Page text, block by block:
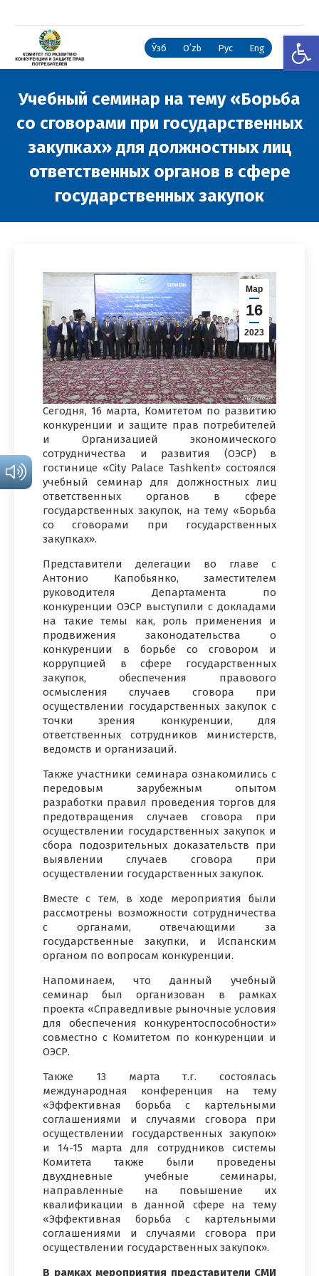
Ўзб Oʻzb Рус Eng
Учебный семинар на тему «Борьба
со сговорами при государственных
закупках» для должностных лиц
ответственных органов в сфере
государственных закупок
Мар
16
2023
Сегодня, 16 марта, Комитетом по развитию
конкуренции и защите прав потребителей
и Организацией экономического
сотрудничества и развития (ОЭСР) в
гостинице «City Palace Tashkent» состоялся
учебный семинар для должностных лиц
ответственных органов в сфере
государственных закупок, на тему «Борьба
со сговорами при государственных
закупках».
Представители делегации во главе с
Антонио Капобьянко, заместителем
руководителя Департамента по
конкуренции ОЭСР выступили с докладами
на такие темы как, роль применения и
продвижения законодательства о
конкуренции в борьбе со сговором и
коррупцией в сфере государственных
закупок, обеспечения правового
осмысления случаев сговора при
осуществлении государственных закупок с
точки зрения конкуренции, для
ответственных сотрудников министерств,
ведомств и организаций.
Также участники семинара ознакомились с
передовым зарубежным опытом
разработки правил проведения торгов для
предотвращения случаев сговора при
осуществлении государственных закупок и
сбора подозрительных доказательств при
выявлении случаев сговора при
осуществлении государственных закупок.
Вместе с тем, в ходе мероприятия были
рассмотрены возможности сотрудничества
с органами, отвечающими за
государственные закупки, и Испанским
органом по вопросам конкуренции.
Напоминаем, что данный учебный
семинар был организован в рамках
проекта «Справедливые рыночные условия
для обеспечения конкурентоспособности»
совместно с Комитетом по конкуренции и
ОЭСР.
Также 13 марта т.г. состоялась
международная конференция на тему
«Эффективная борьба с картельными
соглашениями и случаями сговора при
осуществлении государственных закупок»
и 14-15 марта для сотрудников системы
Комитета также были проведены
двухдневные учебные семинары,
направленные на повышение их
квалификации в данной сфере на тему
«Эффективная борьба с картельными
соглашениями и случаями сговора при
осуществлении государственных закупок».
В рамках мероприятия представители СМИ